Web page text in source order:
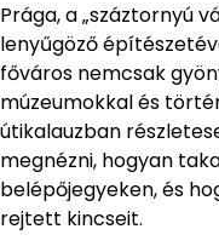
Prága, a „száztornyú
lenyűgöző
főváros nemcsak
múzeumokkal és
útikalauzban
megnézni, hogyan
belépőjegyeken, és
rejtett kincseit.